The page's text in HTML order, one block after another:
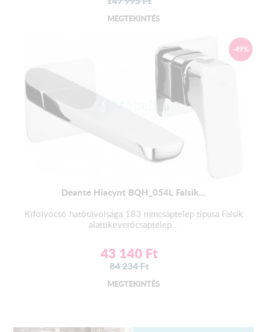
MEGTEKINTÉS
-49%
Deante Hiacynt BQH_054L Falsík...
Kifolyócső hatótávolsága 183 mmcsaptelep típusa Falsík
alattikeverőcsaptelep...
43 140 Ft
84 234Ft
MEGTEKINTÉS